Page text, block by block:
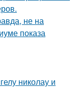
не на
показа
николау и